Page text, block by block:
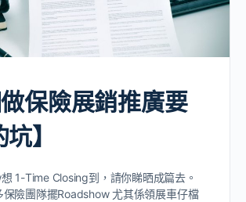
做保險展銷推廣要
】
1-Time Closing到，請你睇晒成篇去。
保險團隊擺Roadshow 尤其係領展車仔檔